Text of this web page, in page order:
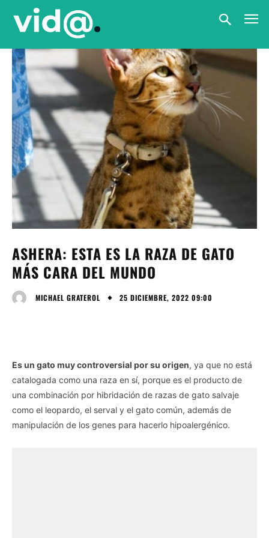
ASHERA: ESTA ES LA RAZA DE GATO
MÁS CARA DEL MUNDO
MICHAEL GRATEROL 25 DICIEMBRE, 2022 09:00
Es un gato muy controversial por su origen, ya que no está
catalogada como una raza en sí, porque es el producto de
una combinación por hibridación de razas de gato salvaje
como el leopardo, el serval y el gato común, además de
manipulación de los genes para hacerlo hipoalergénico.